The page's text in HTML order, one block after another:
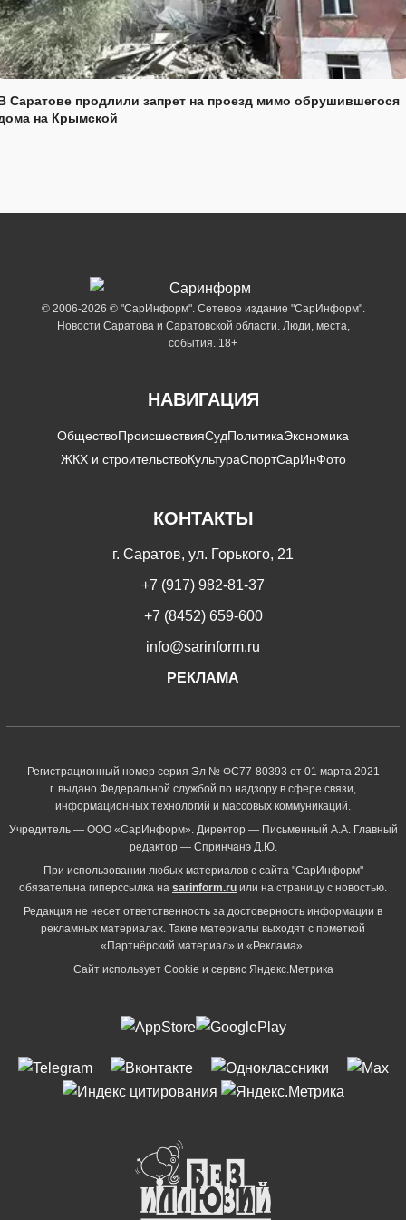
Саратове продлили запрет на проезд мимо обрушившегося
на Крымской
© 2006-2026 © "СарИнформ". Сетевое издание "СарИнформ".
Новости Саратова и Саратовской области. Люди, места,
события. 18+
НАВИГАЦИЯ
ОбществоПроисшествияСудПолитикаЭкономика
ЖКХ и строительствоКультураСпортСарИнФото
КОНТАКТЫ
г. Саратов, ул. Горького, 21
+7 (917) 982-81-37
+7 (8452) 659-600
info@sarinform.ru
РЕКЛАМА
Регистрационный номер серия Эл № ФС77-80393 от 01 марта 2021
г. выдано Федеральной службой по надзору в сфере связи,
информационных технологий и массовых коммуникаций.
Учредитель — ООО «СарИнформ». Директор — Письменный А.А. Главный
редактор — Спринчанэ Д.Ю.
При использовании любых материалов с сайта "СарИнформ"
обязательна гиперссылка на sarinform.ru или на страницу с новостью.
Редакция не несет ответственность за достоверность информации в
рекламных материалах. Такие материалы выходят с пометкой
«Партнёрский материал» и «Реклама».
Сайт использует Cookie и сервиc Яндекс.Метрика